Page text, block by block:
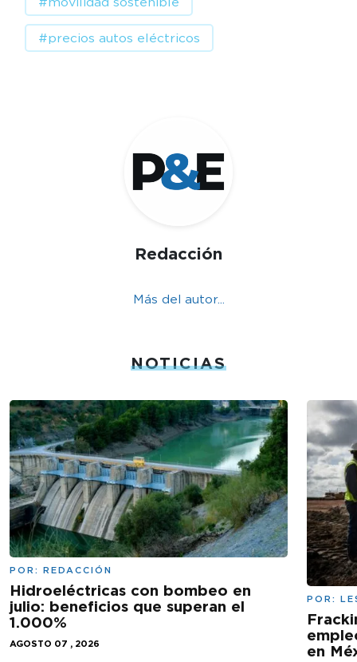
#precios autos eléctricos
Redacción
Más del autor...
NOTICIAS
POR: REDACCIÓN
Hidroeléctricas con bombeo en
julio: beneficios que superan el
1.000%
AGOSTO 07 , 2026
POR:
en